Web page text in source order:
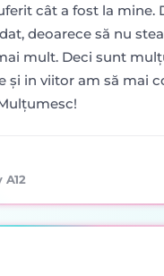
cât a fost la mine.
deoarece să nu
mult. Deci sunt
şi in viitor am să mai
A12